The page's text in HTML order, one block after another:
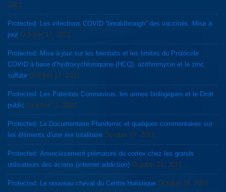
2021
Protected: Les infections COVID “breakthrough” des vaccinés. Mise à
jour October 17, 2021
Protected: Mise à jour sur les bienfaits et les limites du Protocole
COVID à base d’hydroxychloroquine (HCQ), azithromycin et le zinc
sulfate October 17, 2021
Protected: Les Patentes Coronavirus, les armes biologiques et le Droit
public October 17, 2021
Protected: Le Documentaire Plandemic et quelques commentaires sur
les éléments d’une ère totalitaire October 17, 2021
Protected: Amincissement prématuré du cortex chez les grands
utilisateurs des écrans (internet addiction) October 16, 2021
Protected: Le nouveau cheval du Centre Holistique October 15, 2021